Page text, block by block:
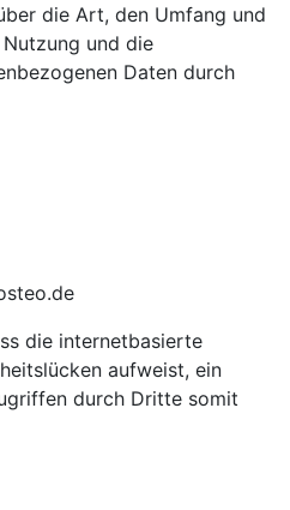
die Art, den Umfang und
und die
Daten durch
die internetbasierte
aufweist, ein
durch Dritte somit